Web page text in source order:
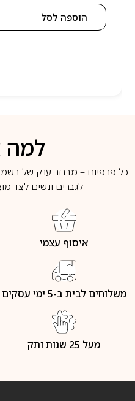
הוספה לסל
למה
כל פרפיום – מבחר ענק של
לגברים ונשים לצד
איסוף עצמי
משלוחים לבית ב-5 ימי עסקים
מעל 25 שנות ותק